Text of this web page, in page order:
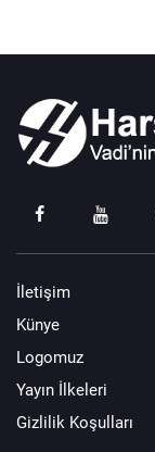
İletişim
Künye
Logomuz
Yayın İlkeleri
Gizlilik Koşulları